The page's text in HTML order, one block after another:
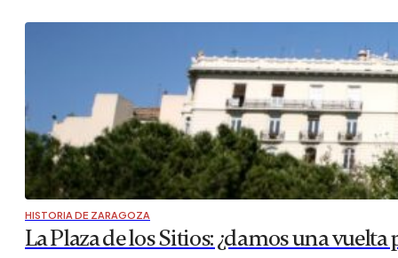
HISTORIA DE ZARAGOZA
La Plaza de los Sitios: ¿damos una